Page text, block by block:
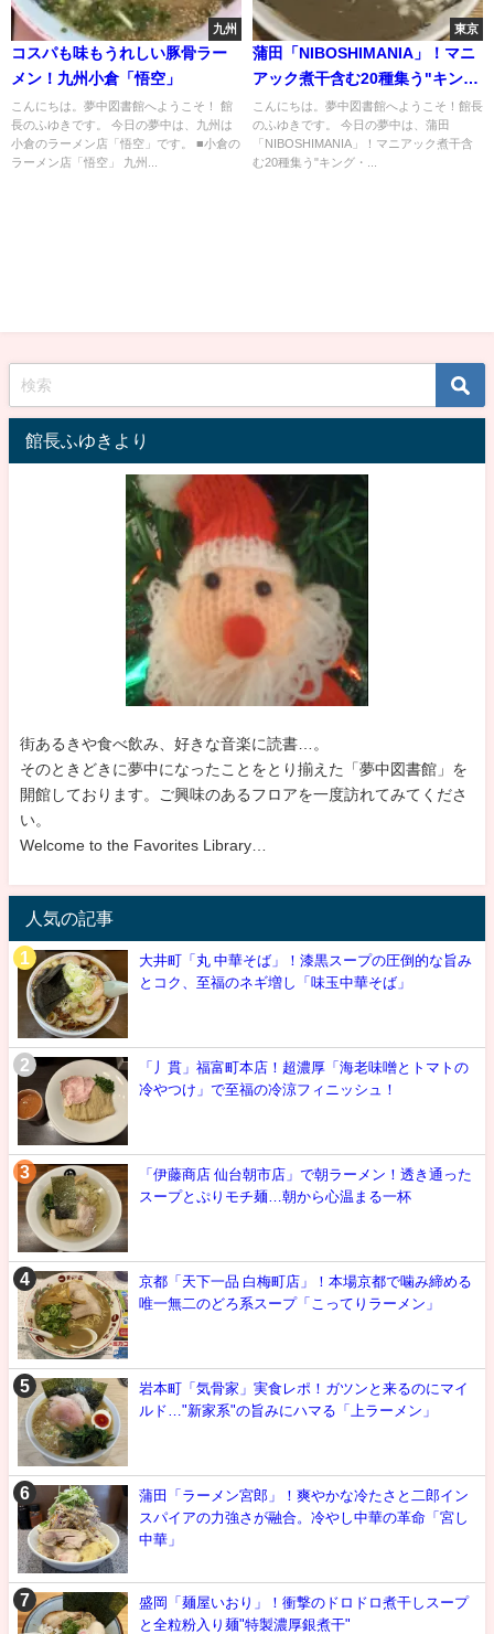
九州
コスパも味もうれしい豚骨ラー
メン！九州小倉「悟空」
こんにちは。夢中図書館へようこそ！ 館
長のふゆきです。 今日の夢中は、九州は
小倉のラーメン店「悟空」です。 ■小倉の
ラーメン店「悟空」 九州...
東京
蒲田「NIBOSHIMANIA」！マニ
アック煮干含む20種集う"キン
グ・オブ・マニア・ドニボプレ
ッソ"
こんにちは。夢中図書館へようこそ！館長
のふゆきです。 今日の夢中は、蒲田
「NIBOSHIMANIA」！マニアック煮干含
む20種集う"キング・...
館長ふゆきより
街あるきや食べ飲み、好きな音楽に読書…。
そのときどきに夢中になったことをとり揃えた「夢中図書館」を
開館しております。ご興味のあるフロアを一度訪れてみてくださ
い。
Welcome to the Favorites Library…
人気の記事
大井町「丸 中華そば」！漆黒スープの圧倒的な旨み
とコク、至福のネギ増し「味玉中華そば」
「丿貫」福富町本店！超濃厚「海老味噌とトマトの
冷やつけ」で至福の冷涼フィニッシュ！
「伊藤商店 仙台朝市店」で朝ラーメン！透き通った
スープとぷりモチ麺…朝から心温まる一杯
京都「天下一品 白梅町店」！本場京都で噛み締める
唯一無二のどろ系スープ「こってりラーメン」
岩本町「気骨家」実食レポ！ガツンと来るのにマイ
ルド…"新家系"の旨みにハマる「上ラーメン」
蒲田「ラーメン宮郎」！爽やかな冷たさと二郎イン
スパイアの力強さが融合。冷やし中華の革命「宮し
中華」
盛岡「麺屋いおり」！衝撃のドロドロ煮干しスープ
と全粒粉入り麺"特製濃厚銀煮干"